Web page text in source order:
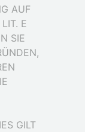
AUF
E
SIE
GILT